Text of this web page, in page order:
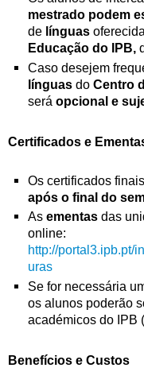
mestrado podem
de línguas
Educação do IPB,
Caso desejem
línguas do Centro
será opcional e
Certificados e
Os certificados
após o final do
As ementas das
online:
http://portal3.ipb.pt/
uras
Se for necessária
os alunos poderão
académicos do IPB
Benefícios e Custos